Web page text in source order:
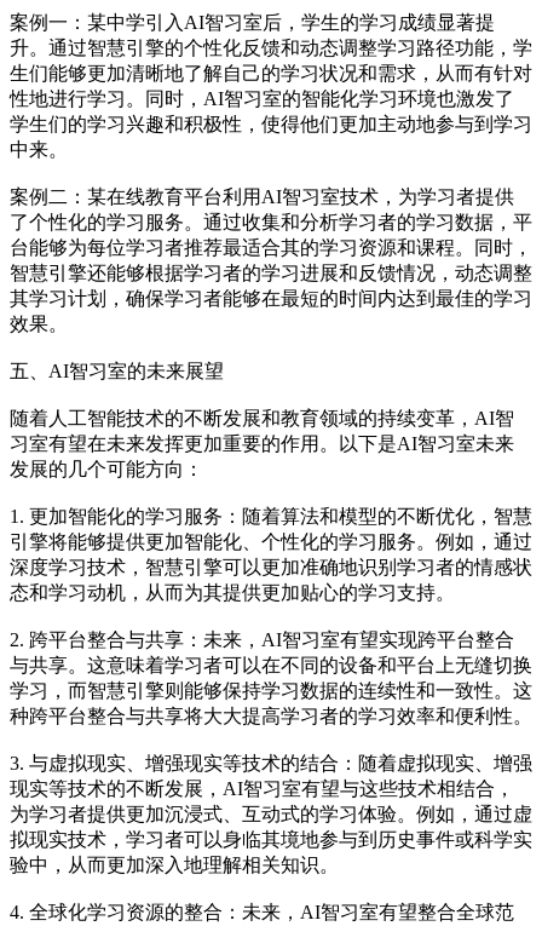
案例一：某中学引入AI智习室后，学生的学习成绩显著提
升。通过智慧引擎的个性化反馈和动态调整学习路径功能，学
生们能够更加清晰地了解自己的学习状况和需求，从而有针对
性地进行学习。同时，AI智习室的智能化学习环境也激发了
学生们的学习兴趣和积极性，使得他们更加主动地参与到学习
中来。
案例二：某在线教育平台利用AI智习室技术，为学习者提供
了个性化的学习服务。通过收集和分析学习者的学习数据，平
台能够为每位学习者推荐最适合其的学习资源和课程。同时，
智慧引擎还能够根据学习者的学习进展和反馈情况，动态调整
其学习计划，确保学习者能够在最短的时间内达到最佳的学习
效果。
五、AI智习室的未来展望
随着人工智能技术的不断发展和教育领域的持续变革，AI智
习室有望在未来发挥更加重要的作用。以下是AI智习室未来
发展的几个可能方向：
1. 更加智能化的学习服务：随着算法和模型的不断优化，智慧
引擎将能够提供更加智能化、个性化的学习服务。例如，通过
深度学习技术，智慧引擎可以更加准确地识别学习者的情感状
态和学习动机，从而为其提供更加贴心的学习支持。
2. 跨平台整合与共享：未来，AI智习室有望实现跨平台整合
与共享。这意味着学习者可以在不同的设备和平台上无缝切换
学习，而智慧引擎则能够保持学习数据的连续性和一致性。这
种跨平台整合与共享将大大提高学习者的学习效率和便利性。
3. 与虚拟现实、增强现实等技术的结合：随着虚拟现实、增强
现实等技术的不断发展，AI智习室有望与这些技术相结合，
为学习者提供更加沉浸式、互动式的学习体验。例如，通过虚
拟现实技术，学习者可以身临其境地参与到历史事件或科学实
验中，从而更加深入地理解相关知识。
4. 全球化学习资源的整合：未来，AI智习室有望整合全球范